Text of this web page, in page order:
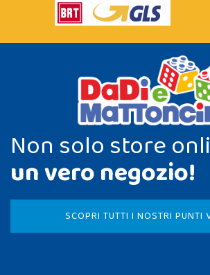
Non solo store
un vero negozio!
SCOPRI TUTTI I NOSTRI PUNTI